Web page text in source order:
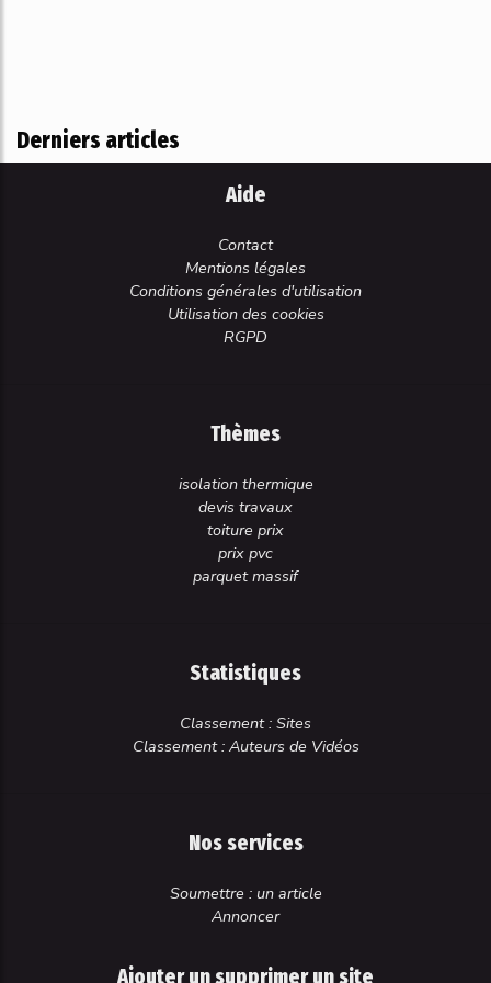
Derniers articles
Aide
Contact
Mentions légales
Conditions générales d'utilisation
Utilisation des cookies
RGPD
Thèmes
isolation thermique
devis travaux
toiture prix
prix pvc
parquet massif
Statistiques
Classement : Sites
Classement : Auteurs de Vidéos
Nos services
Soumettre : un article
Annoncer
Ajouter un supprimer un site